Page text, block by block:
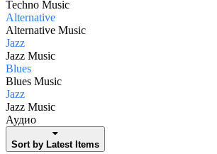
Techno Music
Alternative
Alternative Music
Jazz
Jazz Music
Blues
Blues Music
Jazz
Jazz Music
Аудио
Sort by Latest Items